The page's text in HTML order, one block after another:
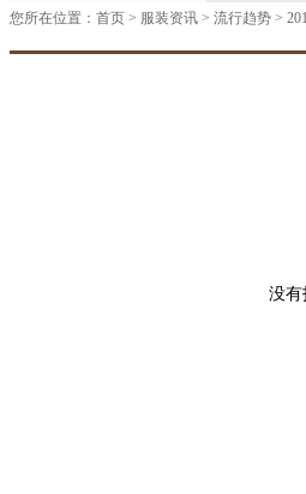
您所在位置： 首页 > 服装资讯 > 流行趋势 >
没有